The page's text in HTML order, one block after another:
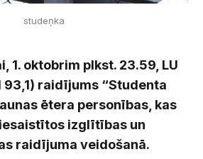
studeņka
1. oktobrim plkst. 23.59, LU
93,1) raidījums “Studenta
ētera personības, kas
izglītības un
raidījuma veidošanā.